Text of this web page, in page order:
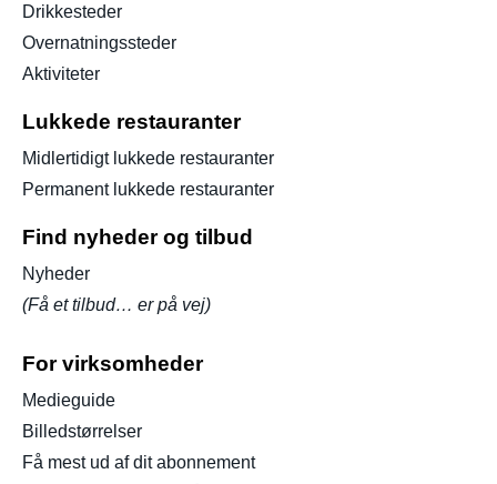
Drikkesteder
Overnatningssteder
Aktiviteter
Lukkede restauranter
Midlertidigt lukkede restauranter
Permanent lukkede restauranter
Find nyheder og tilbud
Nyheder
(Få et tilbud… er på vej)
For virksomheder
Medieguide
Billedstørrelser
Få mest ud af dit abonnement